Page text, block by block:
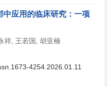
中应用的临床研究：一项
祥, 王若国, 胡亚楠
4254.2026.01.11